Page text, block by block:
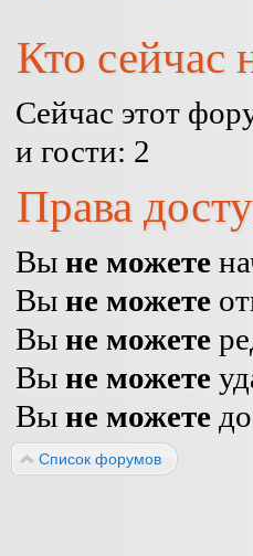
Кто сейчас
Сейчас этот
и гости: 2
Права
Вы не можете
Вы не можете
Вы не можете
Вы не можете
Вы не можете
Список форумов